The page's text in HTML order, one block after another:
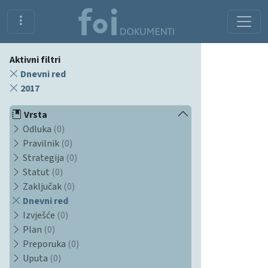
Aktivni filtri
Dnevni red
2017
Vrsta
Odluka (0)
Pravilnik (0)
Strategija (0)
Statut (0)
Zaključak (0)
Dnevni red
Izvješće (0)
Plan (0)
Preporuka (0)
Uputa (0)